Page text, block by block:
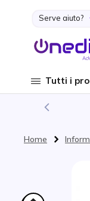
Salta al contenuto
Serve aiuto?
Tutti i
Home